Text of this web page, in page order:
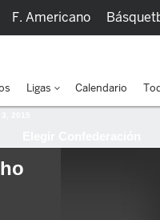
F. Americano
Ligas Calendario